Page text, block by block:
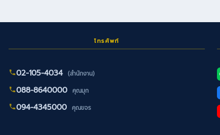
โทรศัพท์
02-105-4034 (สำนักงาน)
088-8640000 คุณมุก
094-4345000 คุณขจร